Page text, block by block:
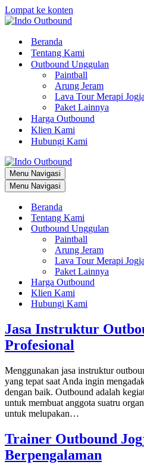
Lompat ke konten
Beranda
Tentang Kami
Outbound Unggulan
Paintball
Arung Jeram
Lava Tour Merapi Jogja
Paket Lainnya
Harga Outbound
Klien Kami
Hubungi Kami
Menu Navigasi
Menu Navigasi
Beranda
Tentang Kami
Outbound Unggulan
Paintball
Arung Jeram
Lava Tour Merapi Jogja
Paket Lainnya
Harga Outbound
Klien Kami
Hubungi Kami
Jasa Instruktur
Profesional
Menggunakan jasa instruktur
yang tepat saat Anda ingin
dengan baik. Outbound adalah
untuk membuat anggota suatru
untuk melupakan…
Trainer Outbound
Berpengalaman